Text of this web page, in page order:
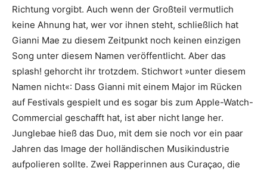
Richtung vorgibt. Auch wenn der Großteil vermutlich
keine Ahnung hat, wer vor ihnen steht, schließlich hat
Gianni Mae zu diesem Zeitpunkt noch keinen einzigen
Song unter diesem Namen veröffentlicht. Aber das
splash! gehorcht ihr trotzdem. Stichwort »unter diesem
Namen nicht«: Dass Gianni mit einem Major im Rücken
auf Festivals gespielt und es sogar bis zum Apple-Watch-
Commercial geschafft hat, ist aber nicht lange her.
Junglebae hieß das Duo, mit dem sie noch vor ein paar
Jahren das Image der holländischen Musikindustrie
aufpolieren sollte. Zwei Rapperinnen aus Curaçao, die